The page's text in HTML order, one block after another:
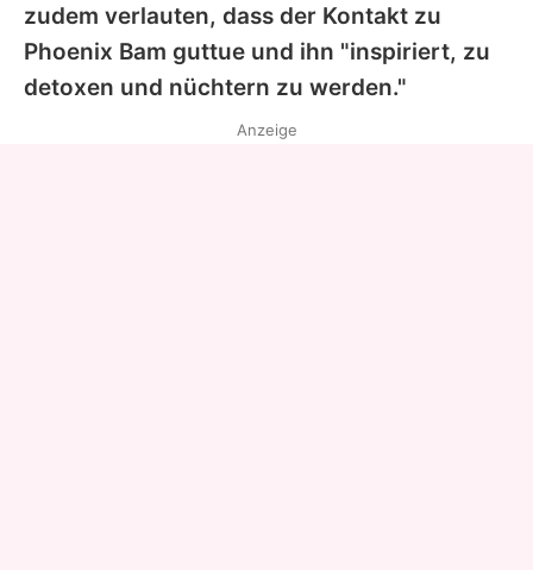
zudem verlauten, dass der Kontakt zu
Phoenix Bam guttue und ihn "inspiriert, zu
detoxen und nüchtern zu werden."
Anzeige